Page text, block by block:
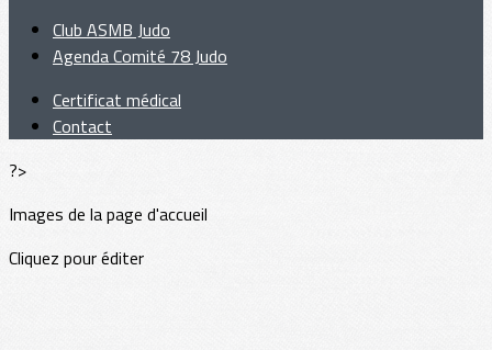
Club ASMB Judo
Agenda Comité 78 Judo
Certificat médical
Contact
?>
Images de la page d'accueil
Cliquez pour éditer